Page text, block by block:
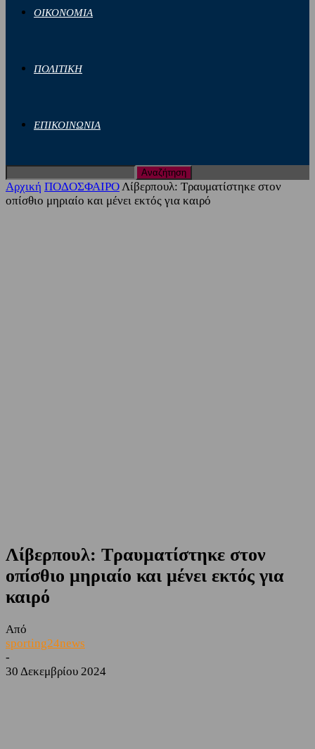
ΟΙΚΟΝΟΜΙΑ
ΠΟΛΙΤΙΚΗ
ΕΠΙΚΟΙΝΩΝΙΑ
Αρχική ΠΟΔΟΣΦΑΙΡΟΛίβερπουλ: Τραυματίστηκε στον
οπίσθιο μηριαίο και μένει εκτός για καιρό
Λίβερπουλ: Τραυματίστηκε στον
οπίσθιο μηριαίο και μένει εκτός για
καιρό
Από
sporting24news
-
30 Δεκεμβρίου 2024